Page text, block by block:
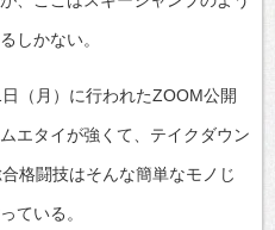
しかない。
（月）に行われたZOOM公開
エタイが強くて、テイクダウン
格闘技はそんな簡単なモノじ
ている。